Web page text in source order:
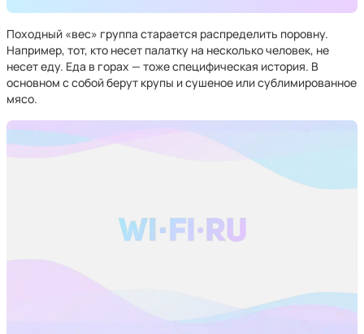
Походный «вес» группа старается распределить поровну.
Например, тот, кто несет палатку на несколько человек, не
несет еду. Еда в горах — тоже специфическая история. В
основном с собой берут крупы и сушеное или сублимированное
мясо.